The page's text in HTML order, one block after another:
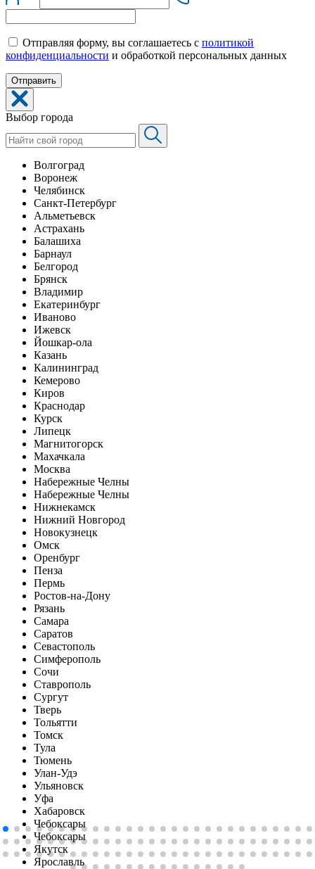
Отправляя форму, вы соглашаетесь с политикой
конфиденциальности и обработкой персональных данных
Выбор города
Волгоград
Воронеж
Челябинск
Санкт-Петербург
Альметьевск
Астрахань
Балашиха
Барнаул
Белгород
Брянск
Владимир
Екатеринбург
Иваново
Ижевск
Йошкар-ола
Казань
Калининград
Кемерово
Киров
Краснодар
Курск
Липецк
Магнитогорск
Махачкала
Москва
Набережные Челны
Набережные Челны
Нижнекамск
Нижний Новгород
Новокузнецк
Омск
Оренбург
Пенза
Пермь
Ростов-на-Дону
Рязань
Самара
Саратов
Севастополь
Симферопoль
Сочи
Ставрополь
Сургут
Тверь
Тольятти
Томск
Тула
Тюмень
Улан-Удэ
Ульяновск
Уфа
Хабаровск
Чебоксары
Чебоксары
Якутск
Ярославль